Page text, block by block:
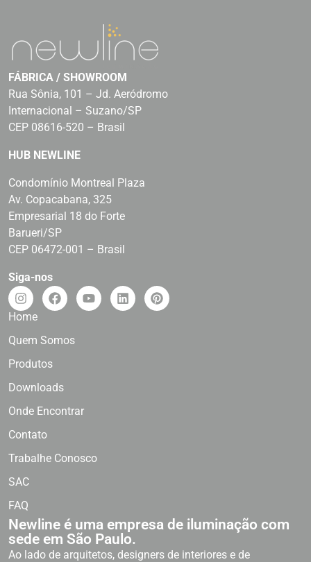
FÁBRICA / SHOWROOM
Rua Sônia, 101 – Jd. Aeródromo
Internacional – Suzano/SP
CEP 08616-520 – Brasil
HUB NEWLINE
Condomínio Montreal Plaza
Av. Copacabana, 325
Empresarial 18 do Forte
Barueri/SP
CEP 06472-001 – Brasil
Siga-nos
Home
Quem Somos
Produtos
Downloads
Onde Encontrar
Contato
Trabalhe Conosco
SAC
FAQ
Newline é uma empresa de iluminação com
sede em São Paulo.
Ao lado de arquitetos, designers de interiores e de